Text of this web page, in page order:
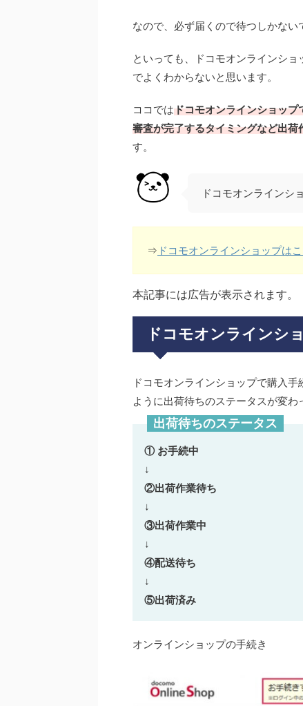
なので、必ず届くので待つしかない
といっても、ドコモオンラインショ
でよくわからないと思います。
ココではドコモオンラインショップ
審査が完了するタイミングなど出
す。
ドコモオンラインシ
⇒ ドコモオンラインショップは
本記事には広告が表示されます。
ドコモオンラインシ
ドコモオンラインショップで購入手
ように出荷待ちのステータスが変わ
出荷待ちのステータス
① お手続中
↓
②出荷作業待ち
↓
③出荷作業中
↓
④配送待ち
↓
⑤出荷済み
オンラインショップの手続き